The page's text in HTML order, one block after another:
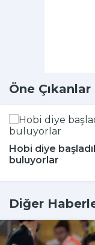
Öne Çıkanlar
Hobi diye
buluyorlar
Diğer